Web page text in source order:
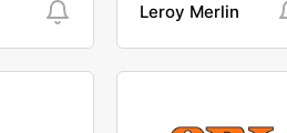
Leroy Merlin